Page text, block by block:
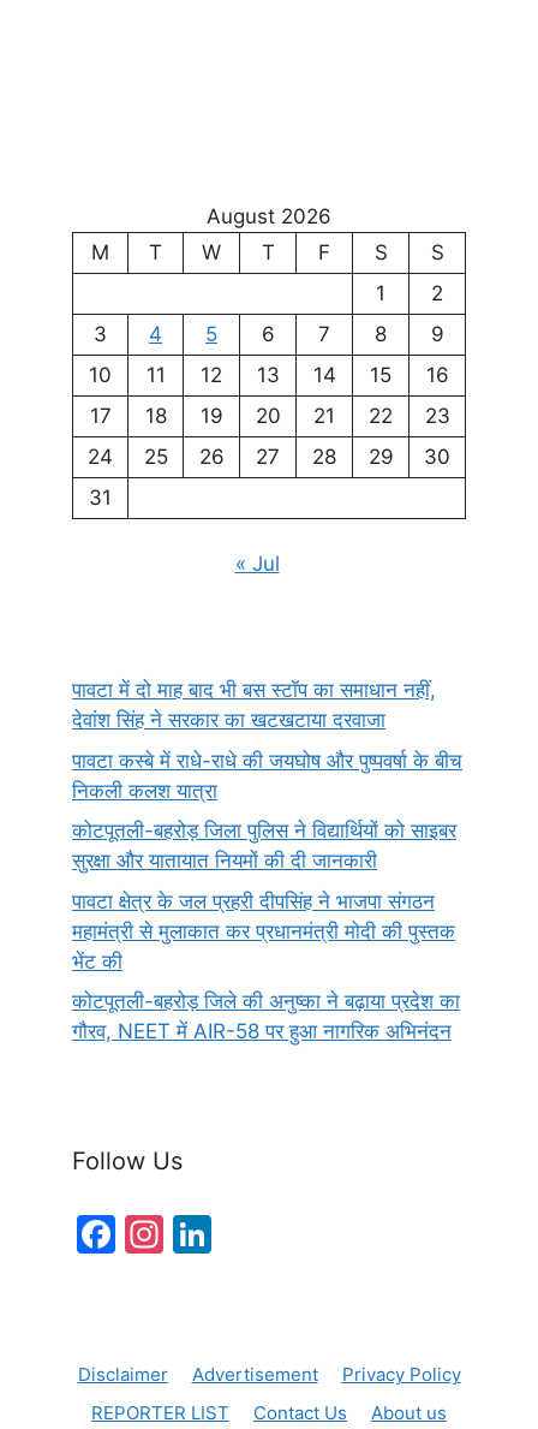
August 2026
M
T W T F S
S
1
2
3
4 5 6 7 8
9
10
11 12 13 14 15
16
17
18 19 20 21 22
23
24
25 26 27 28 29
30
31
« Jul
पावटा में दो माह बाद भी बस स्टॉप का समाधान नहीं,
देवांश सिंह ने सरकार का खटखटाया दरवाजा
पावटा कस्बे में राधे-राधे की जयघोष और पुष्पवर्षा के बीच
निकली कलश यात्रा
कोटपूतली-बहरोड़ जिला पुलिस ने विद्यार्थियों को साइबर
सुरक्षा और यातायात नियमों की दी जानकारी
पावटा क्षेत्र के जल प्रहरी दीपसिंह ने भाजपा संगठन
महामंत्री से मुलाकात कर प्रधानमंत्री मोदी की पुस्तक
भेंट की
कोटपूतली-बहरोड़ जिले की अनुष्का ने बढ़ाया प्रदेश का
गौरव, NEET में AIR-58 पर हुआ नागरिक अभिनंदन
Follow Us
F
b
In
a
dI
Disclaimer Advertisement
Privacy Policy
REPORTER LIST
Contact Us About us